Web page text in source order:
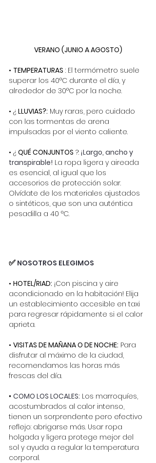
VERANO (JUNIO A AGOSTO)
• TEMPERATURAS : El termómetro suele
superar los 40°C durante el día, y
alrededor de 30°C por la noche.
• ¿ LLUVIAS?: Muy raras, pero cuidado
con las tormentas de arena
impulsadas por el viento caliente.
• ¿ QUÉ CONJUNTOS ?: ¡Largo, ancho y
transpirable! La ropa ligera y aireada
es esencial, al igual que los
accesorios de protección solar.
Olvídate de los materiales ajustados
o sintéticos, que son una auténtica
pesadilla a 40 °C.
✅ NOSOTROS ELEGIMOS
• HOTEL/RIAD: ¡Con piscina y aire
acondicionado en la habitación! Elija
un establecimiento accesible en taxi
para regresar rápidamente si el calor
aprieta.
• VISITAS DE MAÑANA O DE NOCHE: Para
disfrutar al máximo de la ciudad,
recomendamos las horas más
frescas del día.
• COMO LOS LOCALES: Los marroquíes,
acostumbrados al calor intenso,
tienen un sorprendente pero efectivo
reflejo: abrigarse más. Usar ropa
holgada y ligera protege mejor del
sol y ayuda a regular la temperatura
corporal.